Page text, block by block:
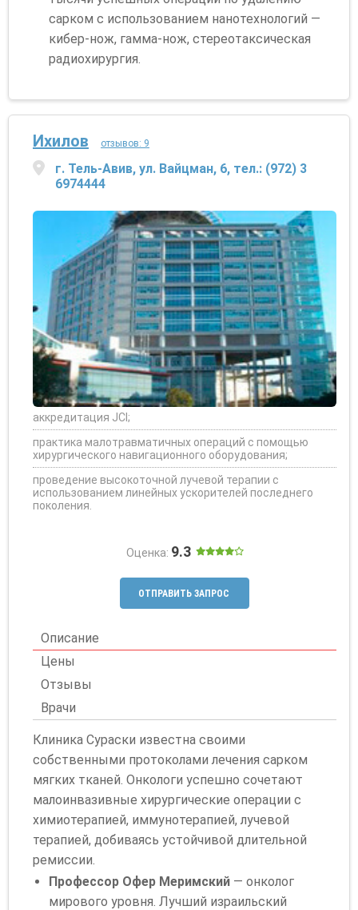
сарком с использованием нанотехнологий —
кибер-нож, гамма-нож, стереотаксическая
радиохирургия.
Ихилов отзывов: 9
г. Тель-Авив, ул. Вайцман, 6, тел.: (972) 3
6974444
аккредитация JCI;
практика малотравматичных операций с помощью
хирургического навигационного оборудования;
проведение высокоточной лучевой терапии с
использованием линейных ускорителей последнего
поколения.
Оценка: 9.3
ОТПРАВИТЬ ЗАПРОС
Описание
Цены
Отзывы
Врачи
Клиника Сураски известна своими
собственными протоколами лечения сарком
мягких тканей. Онкологи успешно сочетают
малоинвазивные хирургические операции с
химиотерапией, иммунотерапией, лучевой
терапией, добиваясь устойчивой длительной
ремиссии.
Профессор Офер Меримский — онколог
мирового уровня. Лучший израильский